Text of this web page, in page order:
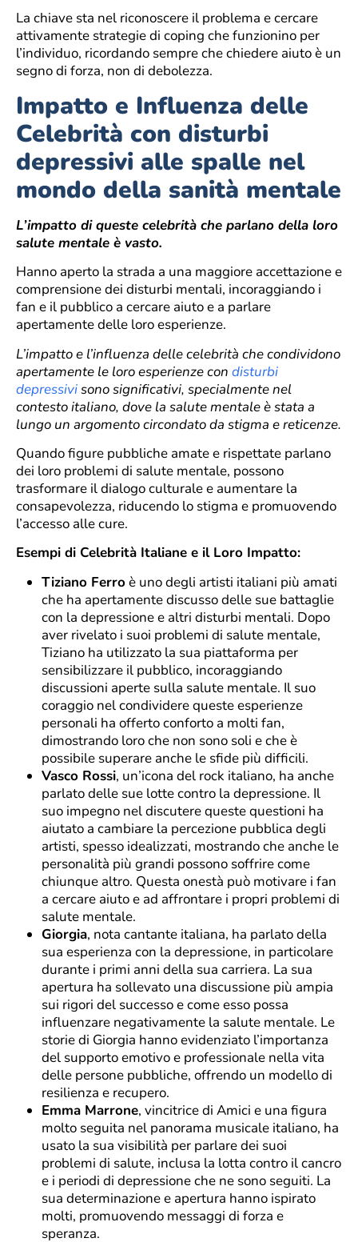
La chiave sta nel riconoscere il problema e cercare
attivamente strategie di coping che funzionino per
l’individuo, ricordando sempre che chiedere aiuto è un
segno di forza, non di debolezza.
Impatto e Influenza delle
Celebrità con disturbi
depressivi alle spalle nel
mondo della sanità mentale
L’impatto di queste celebrità che parlano della loro
salute mentale è vasto.
Hanno aperto la strada a una maggiore accettazione e
comprensione dei disturbi mentali, incoraggiando i
fan e il pubblico a cercare aiuto e a parlare
apertamente delle loro esperienze.
L’impatto e l’influenza delle celebrità che condividono
apertamente le loro esperienze con disturbi
depressivisono significativi, specialmente nel
contesto italiano, dove la salute mentale è stata a
lungo un argomento circondato da stigma e reticenze.
Quando figure pubbliche amate e rispettate parlano
dei loro problemi di salute mentale, possono
trasformare il dialogo culturale e aumentare la
consapevolezza, riducendo lo stigma e promuovendo
l’accesso alle cure.
Esempi di Celebrità Italiane e il Loro Impatto:
Tiziano Ferroè uno degli artisti italiani più amati
che ha apertamente discusso delle sue battaglie
con la depressione e altri disturbi mentali. Dopo
aver rivelato i suoi problemi di salute mentale,
Tiziano ha utilizzato la sua piattaforma per
sensibilizzare il pubblico, incoraggiando
discussioni aperte sulla salute mentale. Il suo
coraggio nel condividere queste esperienze
personali ha offerto conforto a molti fan,
dimostrando loro che non sono soli e che è
possibile superare anche le sfide più difficili.
Vasco Rossi, un’icona del rock italiano, ha anche
parlato delle sue lotte contro la depressione. Il
suo impegno nel discutere queste questioni ha
aiutato a cambiare la percezione pubblica degli
artisti, spesso idealizzati, mostrando che anche le
personalità più grandi possono soffrire come
chiunque altro. Questa onestà può motivare i fan
a cercare aiuto e ad affrontare i propri problemi di
salute mentale.
Giorgia, nota cantante italiana, ha parlato della
sua esperienza con la depressione, in particolare
durante i primi anni della sua carriera. La sua
apertura ha sollevato una discussione più ampia
sui rigori del successo e come esso possa
influenzare negativamente la salute mentale. Le
storie di Giorgia hanno evidenziato l’importanza
del supporto emotivo e professionale nella vita
delle persone pubbliche, offrendo un modello di
resilienza e recupero.
Emma Marrone, vincitrice di Amici e una figura
molto seguita nel panorama musicale italiano, ha
usato la sua visibilità per parlare dei suoi
problemi di salute, inclusa la lotta contro il cancro
e i periodi di depressione che ne sono seguiti. La
sua determinazione e apertura hanno ispirato
molti, promuovendo messaggi di forza e
speranza.